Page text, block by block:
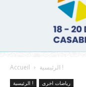
Accueil الرئيسية !
الرئيسية ! رياضات اخرى